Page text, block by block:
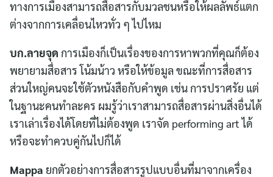
ทางการเมืองสามารถสื่อสารกับมวลชนหรือให้ผลลัพธ์แตก
ต่างจากการเคลื่อนไหวทั่ว ๆ ไปไหม
บก.ลายจุด การเมืองก็เป็นเรื่องของการหาพวกที่คุณก็ต้อง
พยายามสื่อสาร โน้มน้าว หรือให้ข้อมูล ขณะที่การสื่อสาร
ส่วนใหญ่คนจะใช้ตัวหนังสือกับคำพูด เช่น การปราศรัย แต่
ในฐานะคนทำละคร ผมรู้ว่าเราสามารถสื่อสารผ่านสิ่งอื่นได้
เราเล่าเรื่องได้โดยที่ไม่ต้องพูด เราจัด performing art ได้
หรือจะทำควบคู่กันไปก็ได้
Mappa ยกตัวอย่างการสื่อสารรูปแบบอื่นที่มาจากเครื่อง